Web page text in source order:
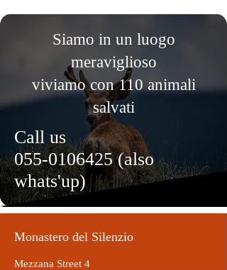
Siamo in un luogo
meraviglioso
viviamo con 110 animali
salvati
Call us
055-0106425(also
whats'up)
Monastero del Silenzio
Mezzana Street 4